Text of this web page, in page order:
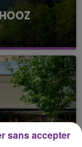
situation
est toujours
sans accepter